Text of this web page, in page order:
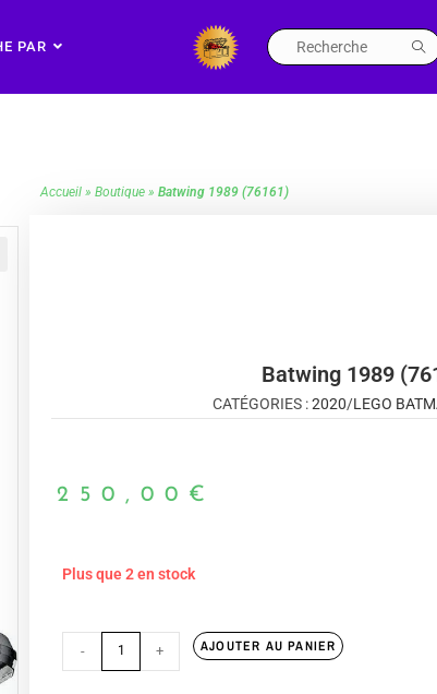
PAR
Accueil » Boutique » Batwing 1989 (76161)
Batwing 1989
CATÉGORIES :2020/LEGO
250,00 €
Plus que 2 en stock
- + AJOUTER AU PANIER